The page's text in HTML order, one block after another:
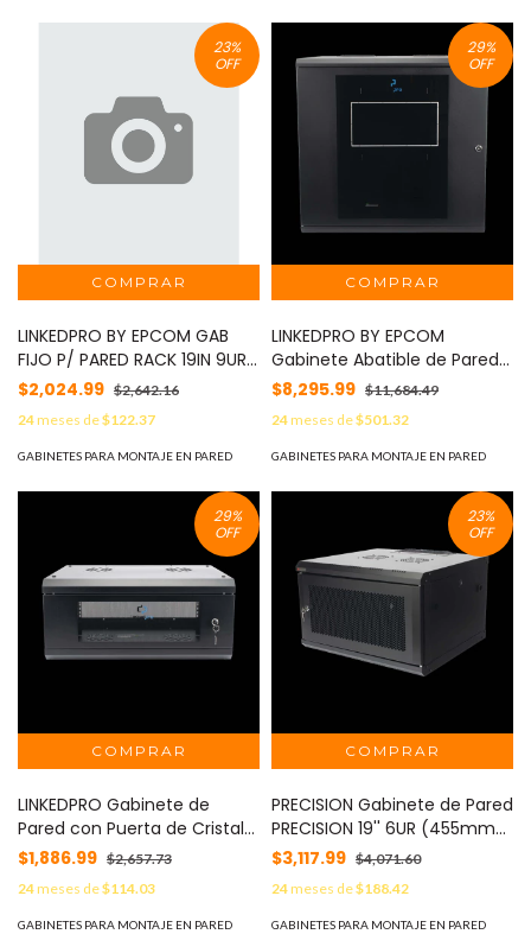
23%
OFF
LINKEDPRO BY EPCOM GAB
FIJO P/ PARED RACK 19IN 9UR
PUERTA RACK 19IN 9UR MOD:
LPW09450B
$2,024.99 $2,642.16
24meses de$122.37
GABINETES PARA MONTAJE EN PARED
29%
OFF
LINKEDPRO BY EPCOM
Gabinete Abatible de Pared
(Con Marco Trasero) con
Rack 19" de 12 Unidades.
Ventana de Cristal
Templado. MOD:
$8,295.99 $11,684.49
24meses de$501.32
GABINETES PARA MONTAJE EN PARED
29%
OFF
LINKEDPRO Gabinete de
Pared con Puerta de Cristal
Templado, 635mm de
Profundidad, 4U Rack de 19'',
Acero Reforzado MOD:
SR1904LH3G
$1,886.99 $2,657.73
24meses de$114.03
GABINETES PARA MONTAJE EN PARED
23%
OFF
PRECISION Gabinete de Pared
PRECISION 19'' 6UR (455mm)
- Puerta Perforada Incluye: 2
Ventiladores y Panel Cepillo
MOD: PS-06-550D
$3,117.99 $4,071.60
24meses de$188.42
GABINETES PARA MONTAJE EN PARED